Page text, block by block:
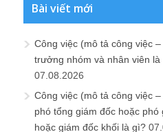
Bài viết mới
Công việc (mô tả công việc –
trưởng nhóm và nhân viên là
07.08.2026
Công việc (mô tả công việc –
phó tổng giám đốc hoặc phó
hoặc giám đốc khối là gì?